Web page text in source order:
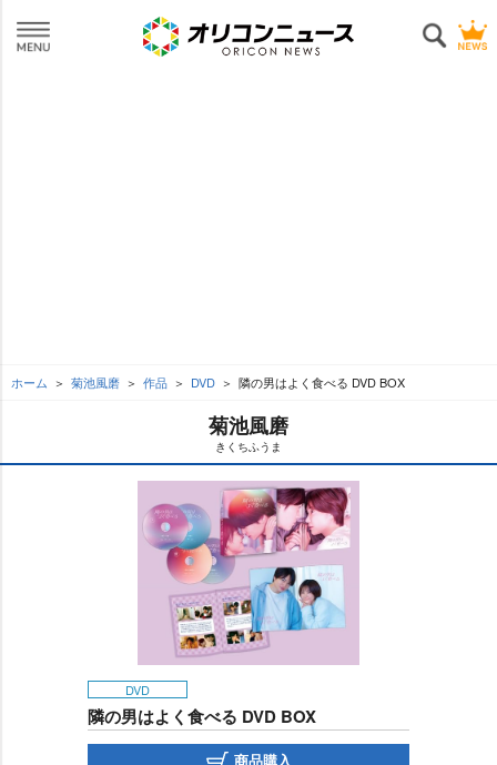
ホーム 菊池風磨 作品 DVD 隣の男はよく食べる DVD BOX
菊池風磨
きくちふうま
DVD
隣の男はよく食べる DVD BOX
商品購入